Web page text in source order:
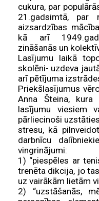
cukura, par
21.gadsimtā, par
aizsardzības
kā arī
zināšanās un
Lasījumu laikā
skolēni- uzdeva
arī pētījuma
Priekšlasījumus
Anna Šteina, kura
lasījumu viesiem
pārliecinoši
stresu, kā
darbnīcu
vingrinājumi:
1) “piespēles ar
trenēta dikcija, jo
uz vairākām lietām
2) “uzstāšanās,